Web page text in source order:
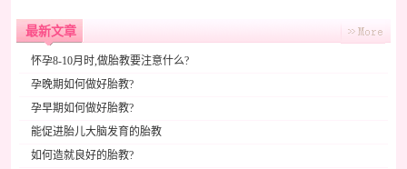
最新文章
怀孕8-10月时,做胎教要注意什么?
孕晚期如何做好胎教?
孕早期如何做好胎教?
能促进胎儿大脑发育的胎教
如何造就良好的胎教?